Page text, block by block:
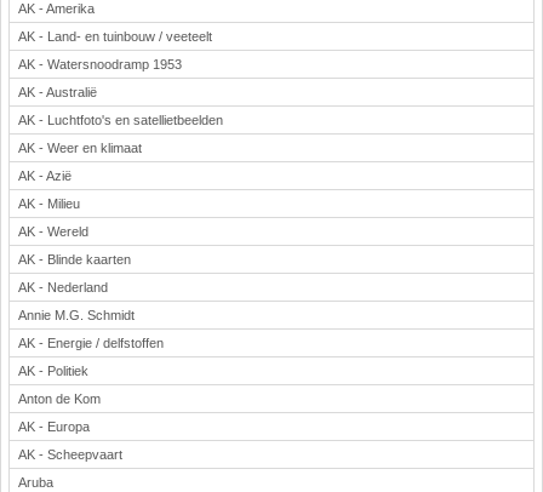
Digiborden / touchscreens
Digibordtools
Downloads basisonderwijs
Herfst
Kerstmis
Kinder-/Jeugdboeken
Lente
Onderbouw PO
Pasen
Voetbal
(Advertenties)
AK - Amerika
AK - Land- en tuinbouw / veeteelt
AK - Watersnoodramp 1953
AK - Australië
AK - Luchtfoto's en satellietbeelden
AK - Weer en klimaat
AK - Azië
AK - Milieu
AK - Wereld
AK - Blinde kaarten
AK - Nederland
Annie M.G. Schmidt
AK - Energie / delfstoffen
AK - Politiek
Anton de Kom
AK - Europa
AK - Scheepvaart
Aruba